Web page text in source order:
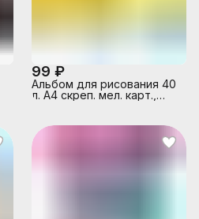
99 ₽
Альбом для рисования 40
л. А4 скреп. мел. карт.,